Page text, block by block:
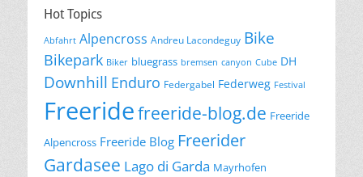
Hot Topics
Abfahrt Alpencross Andreu Lacondeguy Bike
Bikepark Biker bluegrass bremsen canyon Cube DH
Downhill Enduro Federgabel Federweg Festival
Freeridefreeride-blog.de Freeride
Alpencross Freeride Blog Freerider
Gardasee Lago di Garda Mayrhofen